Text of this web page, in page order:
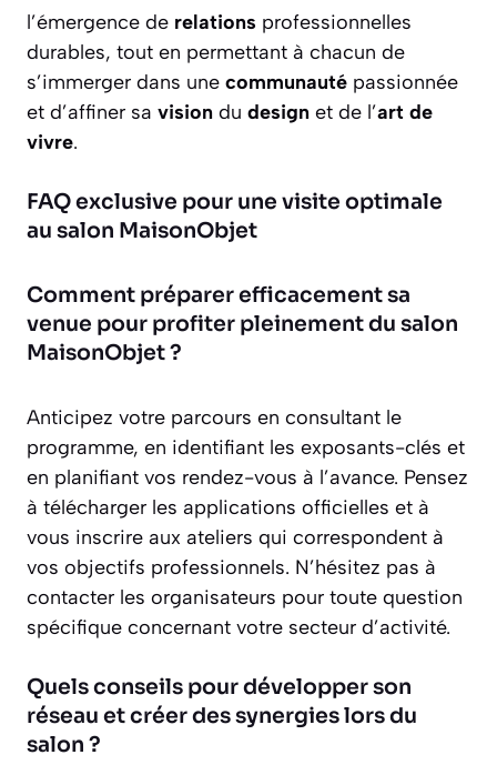
l’émergence de relations professionnelles
durables, tout en permettant à chacun de
s’immerger dans une communauté passionnée
et d’affiner sa vision du design et de l’art de
vivre.
FAQ exclusive pour une visite optimale
au salon MaisonObjet
Comment préparer efficacement sa
venue pour profiter pleinement du salon
MaisonObjet ?
Anticipez votre parcours en consultant le
programme, en identifiant les exposants-clés et
en planifiant vos rendez-vous à l’avance. Pensez
à télécharger les applications officielles et à
vous inscrire aux ateliers qui correspondent à
vos objectifs professionnels. N’hésitez pas à
contacter les organisateurs pour toute question
spécifique concernant votre secteur d’activité.
Quels conseils pour développer son
réseau et créer des synergies lors du
salon ?